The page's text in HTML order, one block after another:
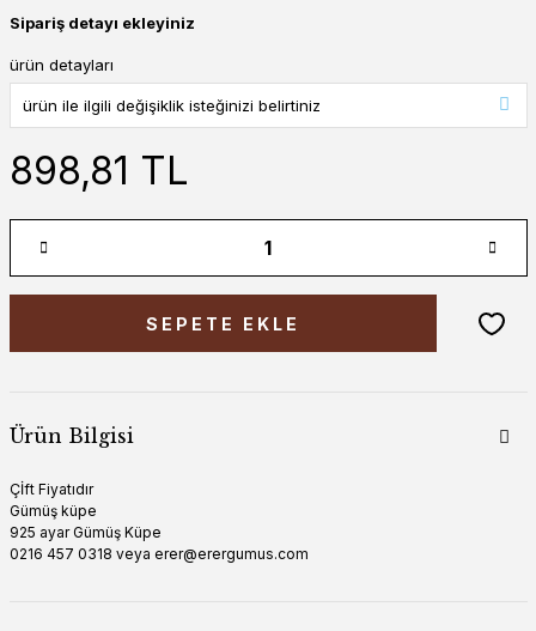
Sipariş detayı ekleyiniz
ürün detayları
898,81 TL
SEPETE EKLE
Ürün Bilgisi
Çİft Fiyatıdır
Gümüş küpe
925 ayar Gümüş Küpe
0216 457 0318 veya erer@erergumus.com